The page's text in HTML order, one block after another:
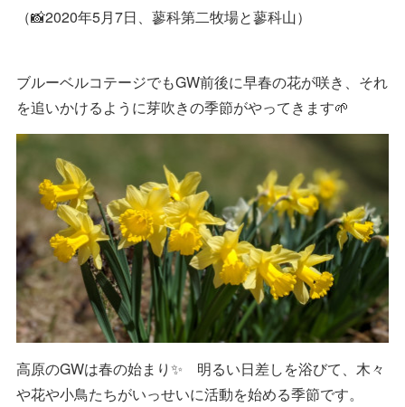
（📸2020年5月7日、蓼科第二牧場と蓼科山）
ブルーベルコテージでもGW前後に早春の花が咲き、それ
を追いかけるように芽吹きの季節がやってきます🌱
高原のGWは春の始まり✨ 明るい日差しを浴びて、木々
や花や小鳥たちがいっせいに活動を始める季節です。